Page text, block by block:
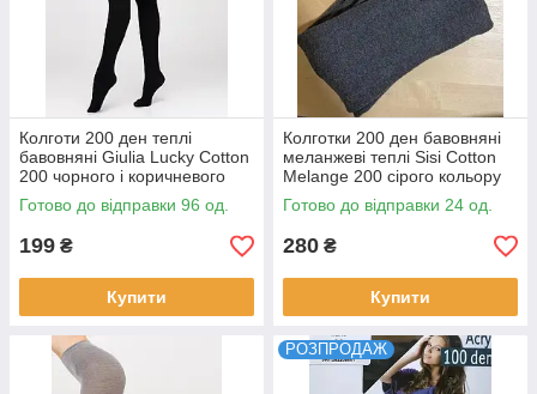
Колготи 200 ден теплі
бавовняні Giulia Lucky Cotton
200 чорного і коричневого
кольорів розміри 2 3 4 5
Готово до відправки 96 од.
199 ₴
Купити
Колготки 200 ден бавовняні
меланжеві теплі Sisi Cotton
Melange 200 сірого кольору
1/2 3/4
Готово до відправки 24 од.
280 ₴
Купити
РОЗПРОДАЖ